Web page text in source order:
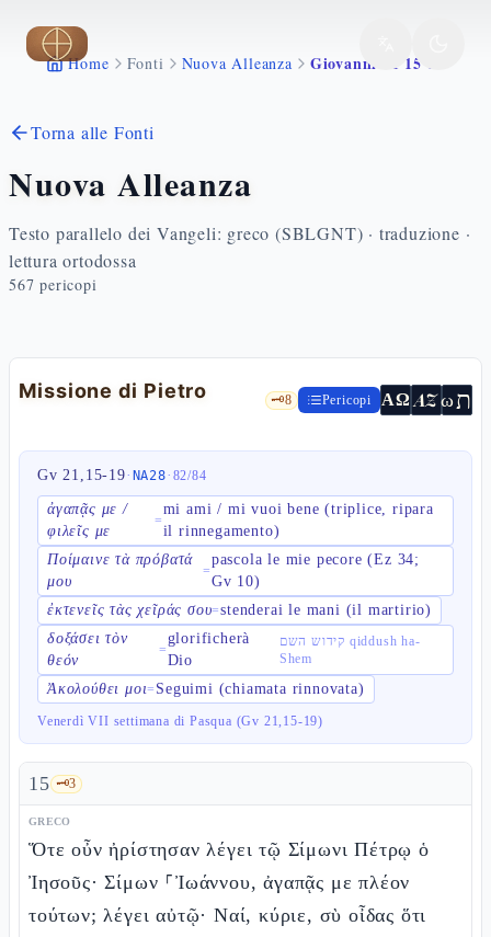
Vai al contenuto principale
Home Fonti Nuova Alleanza Giovanni 21 15 19
Torna alle Fonti
Nuova Alleanza
Testo parallelo dei Vangeli: greco (SBLGNT) · traduzione ·
lettura ortodossa
567 pericopi
Missione di Pietro 🗝️8 Pericopi ΑΩ AZωת
Gv 21,15-19· NA28· 82/84
ἀγαπᾷς με /
φιλεῖς με
=
mi ami / mi vuoi bene (triplice, ripara
il rinnegamento)
Ποίμαινε τὰ πρόβατά
μου
=
pascola le mie pecore (Ez 34;
Gv 10)
ἐκτενεῖς τὰς χεῖράς σου=stenderai le mani (il martirio)
δοξάσει τὸν
θεόν
=
glorificherà
Dio
קידוש השם qiddush ha-
Shem
Ἀκολούθει μοι= Seguimi (chiamata rinnovata)
Venerdì VII settimana di Pasqua (Gv 21,15-19)
15 🗝️3
GRECO
Ὅτε οὖν ἠρίστησαν λέγει τῷ Σίμωνι Πέτρῳ ὁ
Ἰησοῦς· Σίμων ⸀Ἰωάννου, ἀγαπᾷς με πλέον
τούτων; λέγει αὐτῷ· Ναί, κύριε, σὺ οἶδας ὅτι